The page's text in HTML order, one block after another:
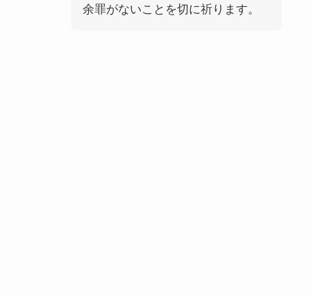
余罪がないことを切に祈ります。